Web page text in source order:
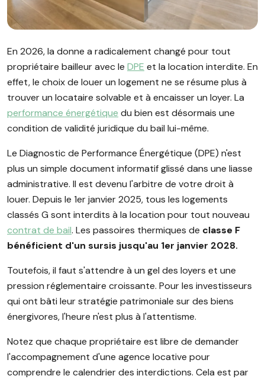
En 2026, la donne a radicalement changé pour tout
propriétaire bailleur avec le DPE et la location interdite. En
effet, le choix de louer un logement ne se résume plus à
trouver un locataire solvable et à encaisser un loyer. La
performance énergétique du bien est désormais une
condition de validité juridique du bail lui-même.
Le Diagnostic de Performance Énergétique (DPE) n'est
plus un simple document informatif glissé dans une liasse
administrative. Il est devenu l'arbitre de votre droit à
louer. Depuis le 1er janvier 2025, tous les logements
classés G sont interdits à la location pour tout nouveau
contrat de bail. Les passoires thermiques de classe F
bénéficient d'un sursis jusqu'au 1er janvier 2028.
Toutefois, il faut s'attendre à un gel des loyers et une
pression réglementaire croissante. Pour les investisseurs
qui ont bâti leur stratégie patrimoniale sur des biens
énergivores, l'heure n'est plus à l'attentisme.
Notez que chaque propriétaire est libre de demander
l'accompagnement d'une agence locative pour
comprendre le calendrier des interdictions. Cela est par